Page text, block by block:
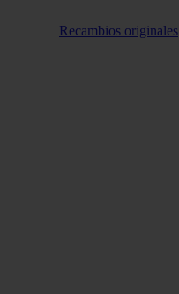
Recambios originales